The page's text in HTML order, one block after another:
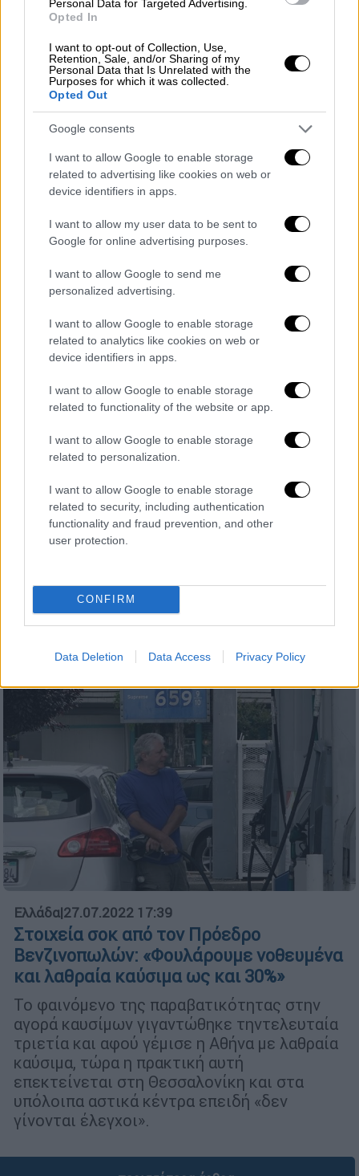
Personal Data for Targeted Advertising.
Opted In
I want to opt-out of Collection, Use,
Retention, Sale, and/or Sharing of my
Personal Data that Is Unrelated with the
Purposes for which it was collected.
Opted Out
Google consents
I want to allow Google to enable storage
related to advertising like cookies on web or
device identifiers in apps.
I want to allow my user data to be sent to
Google for online advertising purposes.
I want to allow Google to send me
personalized advertising.
I want to allow Google to enable storage
related to analytics like cookies on web or
device identifiers in apps.
I want to allow Google to enable storage
related to functionality of the website or app.
I want to allow Google to enable storage
related to personalization.
I want to allow Google to enable storage
related to security, including authentication
functionality and fraud prevention, and other
user protection.
CONFIRM
Data Deletion Data Access Privacy Policy
25.03.2024 16:40
Σπείρα εισήγαγε και διακινούσε λαθραία
φυτοφάρμακα - Έξι συλλήψεις
Ελλάδα|18.11.2022 19:20
Βίντεο: Έτσι νόθευε τα καύσιμα
κύκλωμα στην Αττική - Τέσσερις
Τέσσερις συλλήψεις από την ελληνική
αστυνομία
Ελλάδα|27.07.2022 17:39
Στοιχεία σοκ από τον Πρόεδρο
Βενζινοπωλών: «Φουλάρουμε νοθευμένα
και λαθραία καύσιμα ως και 30%»
Το φαινόμενο της παραβατικότητας στην
αγορά καυσίμων γιγαντώθηκε τηντελευταία
τριετία και αφού γέμισε η Αθήνα με λαθραία
καύσιμα, τώρα η πρακτική αυτή
επεκτείνεται στη Θεσσαλονίκη και στα
υπόλοιπα αστικά κέντρα επειδή «δεν
γίνονται έλεγχοι».